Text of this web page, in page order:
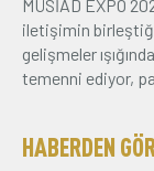
MÜSİAD EXPO
iletişimin
gelişmeler
temenni ediyor,
HABERDEN